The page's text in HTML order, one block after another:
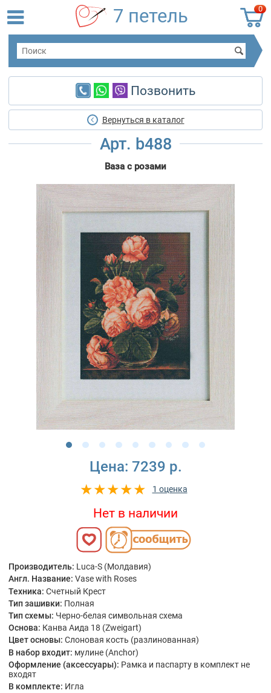
0
7 петель
Позвонить
Вернуться в каталог
Арт. b488
Ваза с розами
Цена: 7239 р.
1 оценка
Нет в наличии
Производитель: Luca-S (Молдавия)
Англ. Название: Vase with Roses
Техника: Счетный Крест
Тип зашивки: Полная
Тип схемы: Черно-белая символьная схема
Основа: Канва Аида 18 (Zweigart)
Цвет основы: Слоновая кость (разлинованная)
В набор входит: мулине (Anchor)
Оформление (аксессуары): Рамка и паспарту в комплект не
входят
В комплекте: Игла